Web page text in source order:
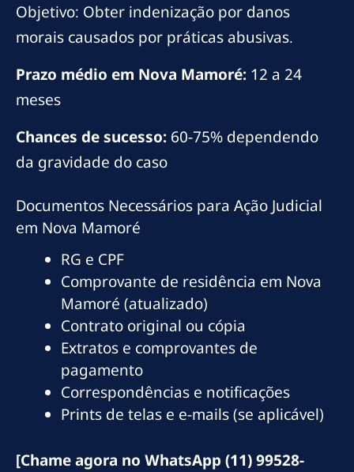
Objetivo: Obter indenização por danos
morais causados por práticas abusivas.
Prazo médio em Nova Mamoré: 12 a 24
meses
Chances de sucesso: 60-75% dependendo
da gravidade do caso
Documentos Necessários para Ação Judicial
em Nova Mamoré
RG e CPF
Comprovante de residência em Nova
Mamoré (atualizado)
Contrato original ou cópia
Extratos e comprovantes de
pagamento
Correspondências e notificações
Prints de telas e e-mails (se aplicável)
[Chame agora no WhatsApp (11) 99528-